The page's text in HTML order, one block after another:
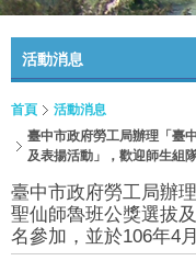
活動消息
首頁
活動消息
臺中市政府勞工局辦理「臺
及表揚活動」，歡迎師生組
臺中市政府勞工局辦
聖仙師魯班公獎選拔
名參加，並於106年4